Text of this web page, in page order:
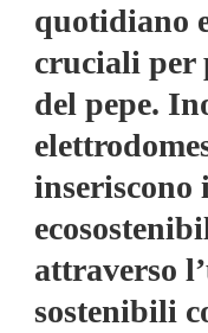
quotidiano
cruciali per
del pepe.
inseriscono
attraverso
sostenibili